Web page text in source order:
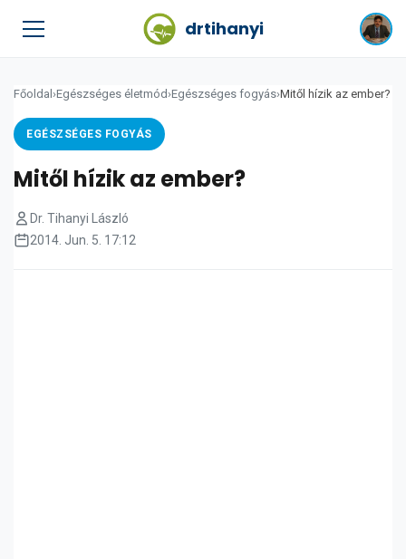
drtihanyi
Főoldal ›Egészséges életmód ›Egészséges fogyás›Mitől hízik az ember?
EGÉSZSÉGES FOGYÁS
Mitől hízik az ember?
Dr. Tihanyi László
2014. Jun. 5. 17:12